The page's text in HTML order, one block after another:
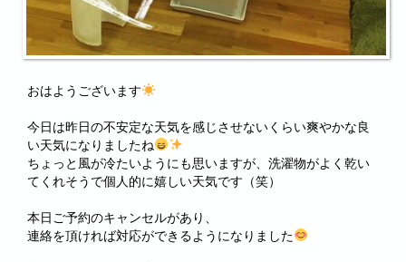
おはようございます
今日は昨日の不安定な天気を感じさせないくらい爽やかな良
い天気になりましたね
ちょっと風が冷たいようにも思いますが、洗濯物がよく乾い
てくれそうで個人的に嬉しい天気です（笑）
本日ご予約のキャンセルがあり、
連絡を頂ければ対応ができるようになりました